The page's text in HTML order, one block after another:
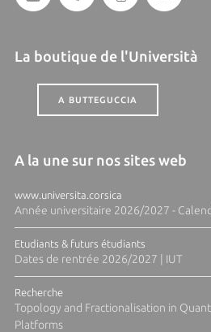
La boutique de l'Università
A BUTTEGUCCIA
A la une sur nos sites web
www.universita.corsica
Année universitaire 2026/2027 -
Etudiants & futurs étudiants
Dates de rentrée 2026/2027 | IUT
Recherche
Topology and Fractionalisation in
Platforms